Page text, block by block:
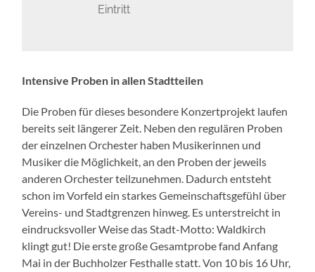
Eintritt
Intensive Proben in allen Stadtteilen
Die Proben für dieses besondere Konzertprojekt laufen
bereits seit längerer Zeit. Neben den regulären Proben
der einzelnen Orchester haben Musikerinnen und
Musiker die Möglichkeit, an den Proben der jeweils
anderen Orchester teilzunehmen. Dadurch entsteht
schon im Vorfeld ein starkes Gemeinschaftsgefühl über
Vereins- und Stadtgrenzen hinweg. Es unterstreicht in
eindrucksvoller Weise das Stadt-Motto: Waldkirch
klingt gut! Die erste große Gesamtprobe fand Anfang
Mai in der Buchholzer Festhalle statt. Von 10 bis 16 Uhr,